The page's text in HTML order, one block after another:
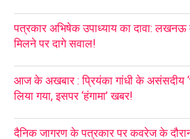
पत्रकार अभिषेक उपाध्याय का दावा:
मिलने पर दागे सवाल!
आज के अखबार : प्रियंका गांधी के असंसदीय
लिया गया, इसपर ‘हंगामा’ खबर!
दैनिक जागरण के पत्रकार पर कवरेज के